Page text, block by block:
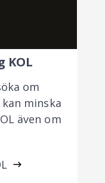
om
minska
även om